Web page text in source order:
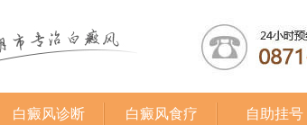
白癜风诊断 白癜风食疗 自助挂号